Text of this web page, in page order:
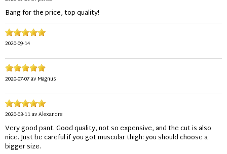
Bang for the price, top quality!
2020-09-14
2020-07-07av Magnus
2020-03-11avAlexandre
Very good pant. Good quality, not so expensive, and the cut is also
nice. Just be careful if you got muscular thigh: you should choose a
bigger size.